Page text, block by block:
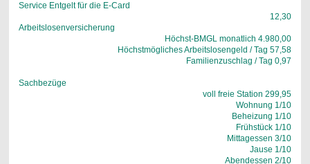
Service Entgelt für die E-Card
12,30
Arbeitslosenversicherung
Höchst-BMGL monatlich 4.980,00
Höchstmögliches Arbeitslosengeld / Tag 57,58
Familienzuschlag / Tag 0,97
Sachbezüge
voll freie Station 299,95
Wohnung 1/10
Beheizung 1/10
Frühstück 1/10
Mittagessen 3/10
Jause 1/10
Abendessen 2/10